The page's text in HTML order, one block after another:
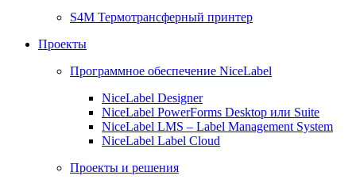
S4M Термотрансферный принтер
Проекты
Программное обеспечение NiceLabel
NiceLabel Designer
NiceLabel PowerForms Desktop или Suite
NiceLabel LMS – Label Management System
NiceLabel Label Cloud
Проекты и решения